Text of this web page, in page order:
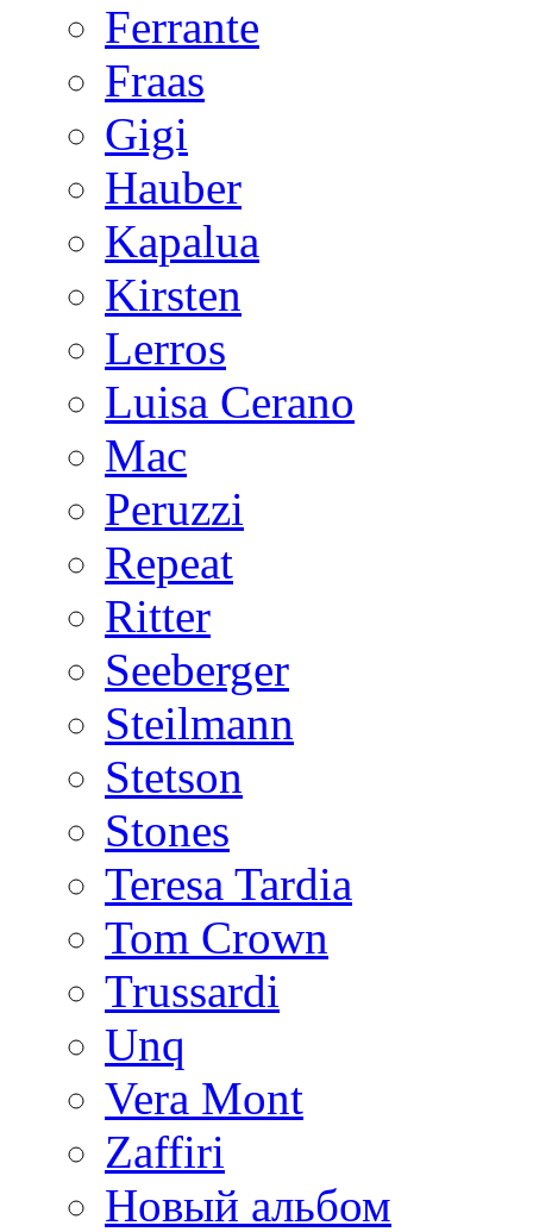
Ferrante
Fraas
Gigi
Hauber
Kapalua
Kirsten
Lerros
Luisa Cerano
Mac
Peruzzi
Repeat
Ritter
Seeberger
Steilmann
Stetson
Stones
Teresa Tardia
Tom Crown
Trussardi
Unq
Vera Mont
Zaffiri
Новый альбом